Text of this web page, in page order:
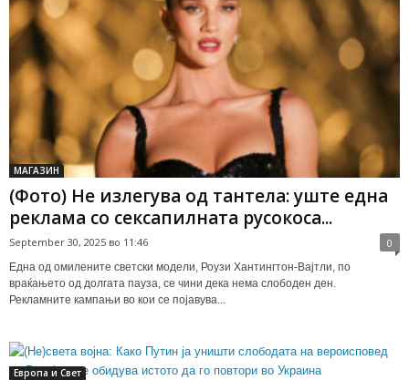
МАГАЗИН
(Фото) Не излегува од тантела: уште една
реклама со сексапилната русокоса...
September 30, 2025 во 11:46 0
Една од омилените светски модели, Роузи Хантингтон-Вајтли, по
враќањето од долгата пауза, се чини дека нема слободен ден.
Рекламните кампањи во кои се појавува...
Европа и Свет